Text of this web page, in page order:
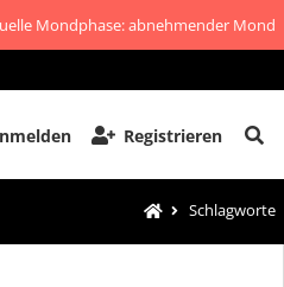
Mondphase: abnehmender Mond
Registrieren
Schlagworte